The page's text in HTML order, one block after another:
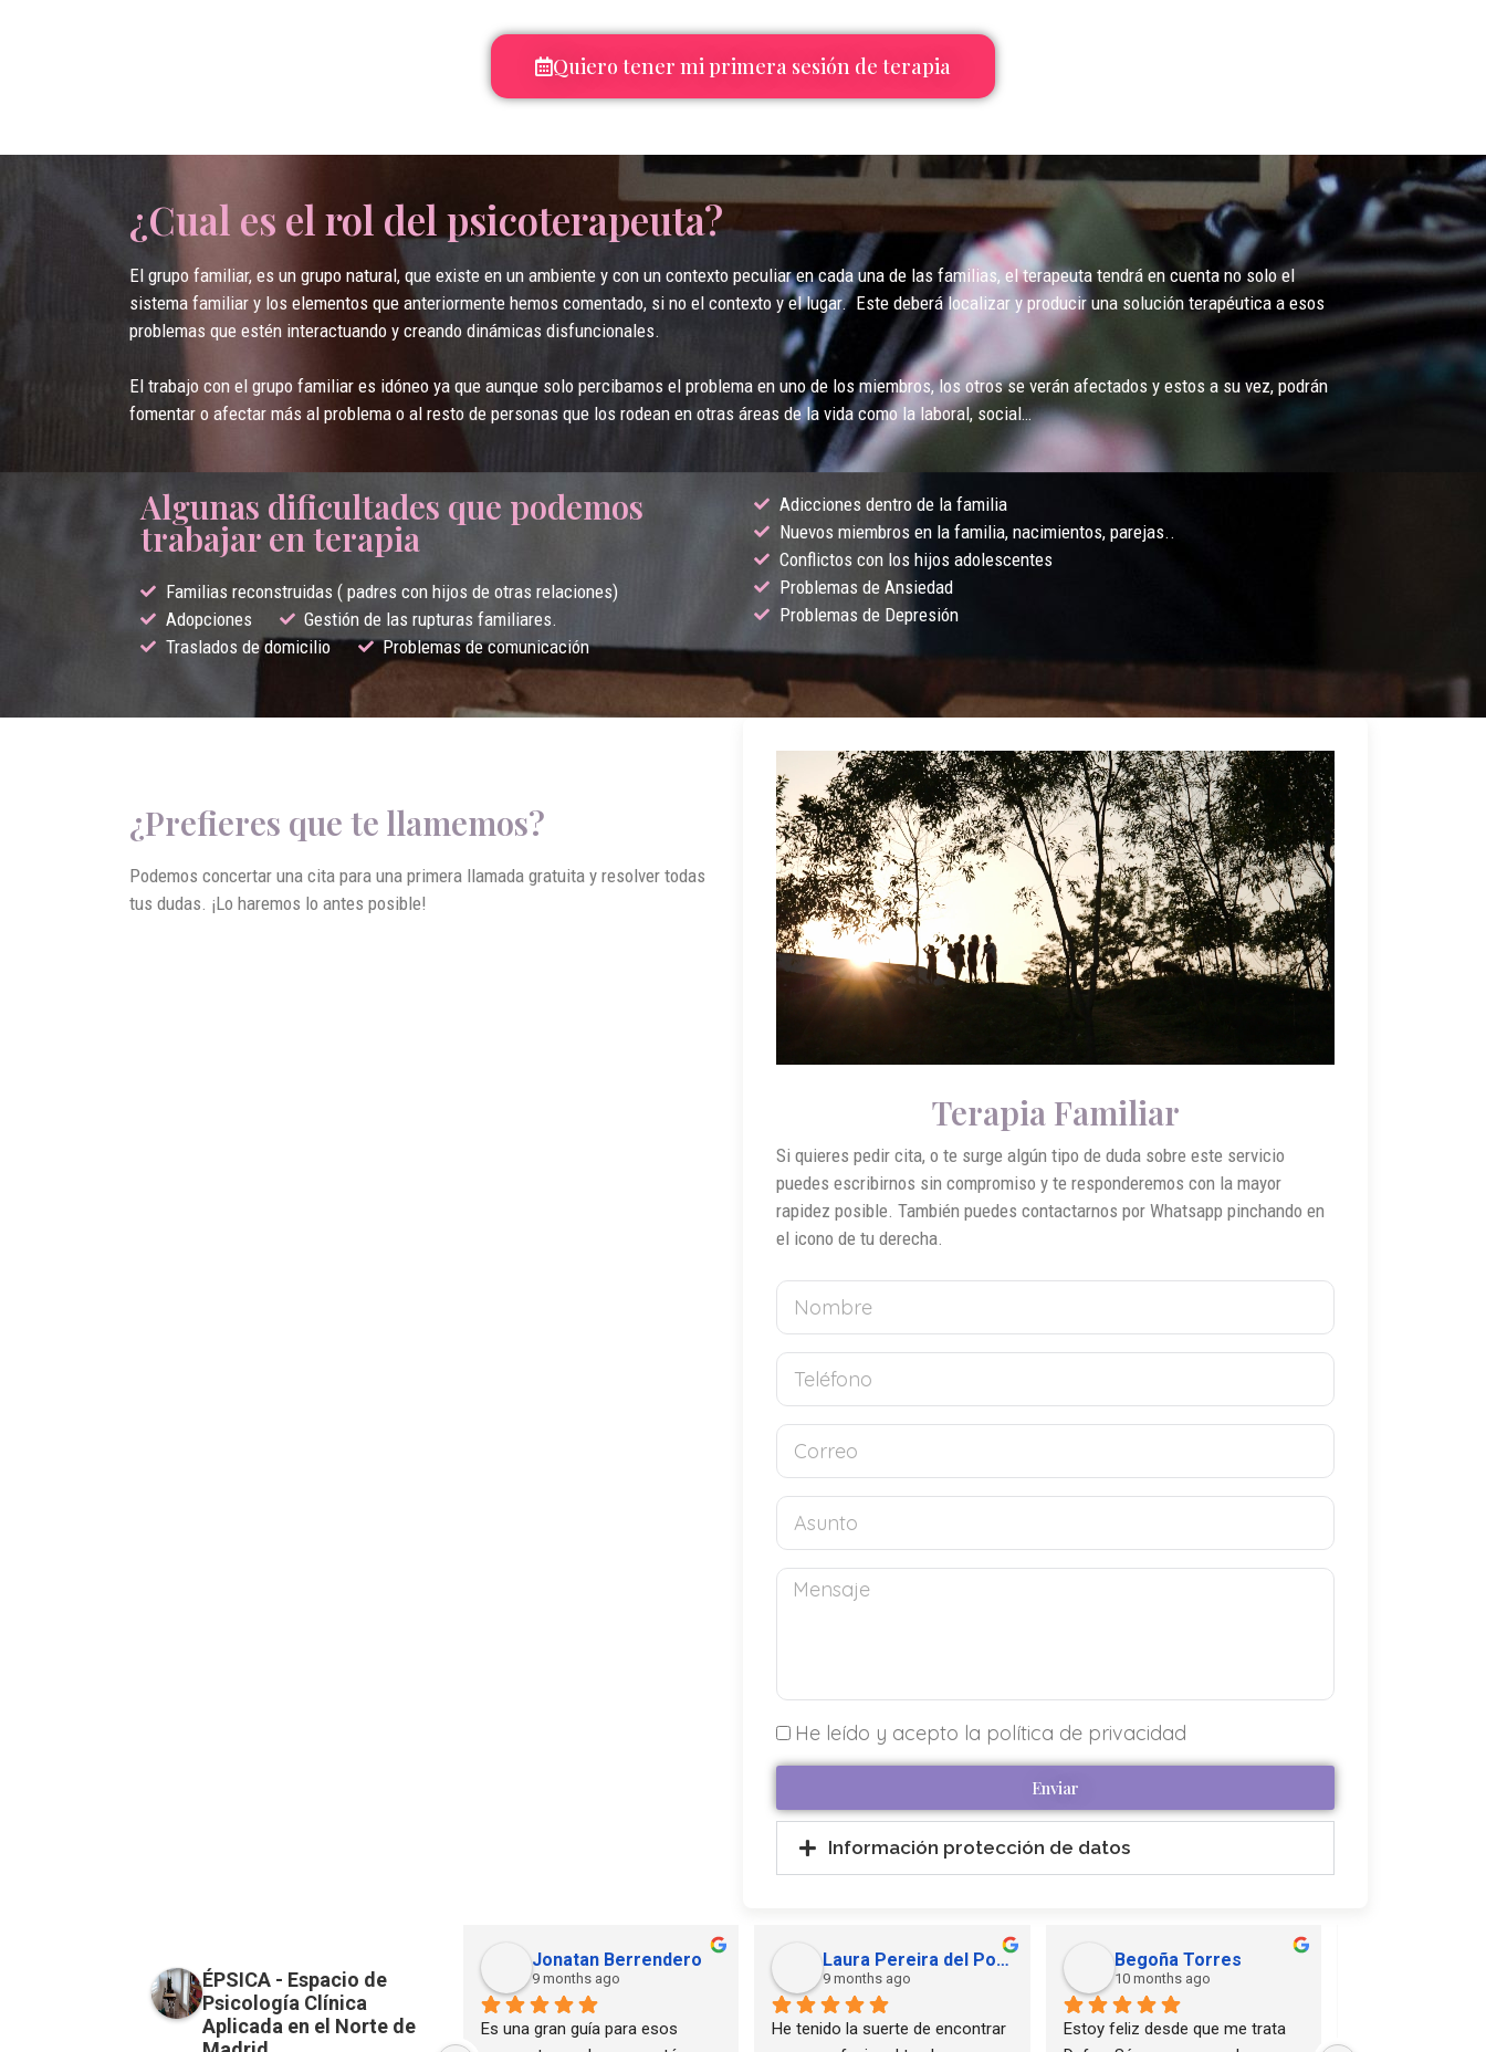
Quiero tener mi primera sesión de terapia
¿Cual es el rol del psicoterapeuta?
El grupo familiar, es un grupo natural, que existe en un ambiente y con un contexto peculiar en cada una de las familias, el terapeuta tendrá en cuenta no solo el
sistema familiar y los elementos que anteriormente hemos comentado, si no el contexto y el lugar. Este deberá localizar y producir una solución terapéutica a esos
problemas que estén interactuando y creando dinámicas disfuncionales.
El trabajo con el grupo familiar es idóneo ya que aunque solo percibamos el problema en uno de los miembros, los otros se verán afectados y estos a su vez, podrán
fomentar o afectar más al problema o al resto de personas que los rodean en otras áreas de la vida como la laboral, social…
Algunas dificultades que podemos
trabajar en terapia
Familias reconstruidas ( padres con hijos de otras relaciones)
Adopciones
Gestión de las rupturas familiares.
Traslados de domicilio
Problemas de comunicación
Adicciones dentro de la familia
Nuevos miembros en la familia, nacimientos, parejas..
Conflictos con los hijos adolescentes
Problemas de Ansiedad
Problemas de Depresión
¿Prefieres que te llamemos?
Podemos concertar una cita para una primera llamada gratuita y resolver todas
tus dudas. ¡Lo haremos lo antes posible!
Terapia Familiar
Si quieres pedir cita, o te surge algún tipo de duda sobre este servicio
puedes escribirnos sin compromiso y te responderemos con la mayor
rapidez posible. También puedes contactarnos por Whatsapp pinchando en
el icono de tu derecha.
He leído y acepto la política de privacidad
Enviar
Información protección de datos
ÉPSICA - Espacio de
Psicología Clínica
Aplicada en el Norte de
10 months ago
Estoy feliz desde que me trata
vanesa martin
10 months ago
Como valorar no solo a una gran
Marta Moreno
10 months ago
Me ayudó en un momento
diana Sanchez Martin
10 months ago
Gracias a Dafne por enseñarme,